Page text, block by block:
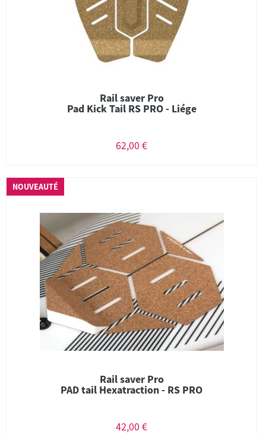
Rail saver Pro
Pad Kick Tail RS PRO - Liége
62,00 €
NOUVEAUTÉ
Rail saver Pro
PAD tail Hexatraction - RS PRO
42,00 €